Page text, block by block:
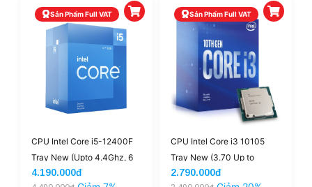
Sản Phẩm Full VAT
CPU Intel Core i5-12400F
Tray New (Upto 4.4Ghz, 6
nhân 12 luồng, 18MB
4.190.000đ
Sản Phẩm Full VAT
CPU Intel Core i3 10105
Tray New (3.70 Up to
4.40GHz, 6M, 4 Cores 8
2.790.000đ